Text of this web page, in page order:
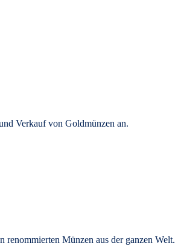
Verkauf von Goldmünzen an.
renommierten Münzen aus der ganzen Welt.